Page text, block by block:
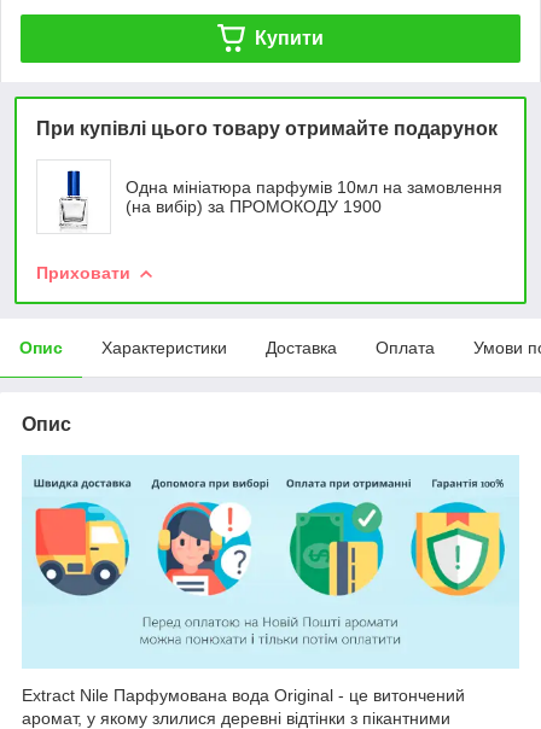
Купити
При купівлі цього товару отримайте подарунок
Одна мініатюра парфумів 10мл на замовлення
(на вибір) за ПРОМОКОДУ 1900
Приховати
Опис Характеристики Доставка Оплата Умови
Опис
Extract Nile Парфумована вода Original - це витончений
аромат, у якому злилися деревні відтінки з пікантними